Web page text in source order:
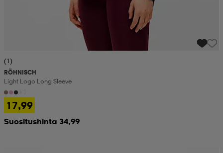
(1)
RÖHNISCH
Light Logo Long Sleeve
17,99
Suositushinta 34,99